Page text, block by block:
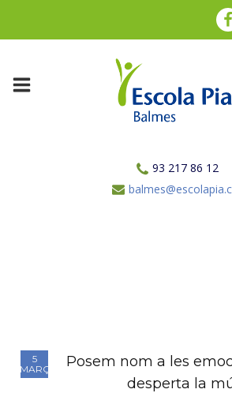
93 217 86 12
5
MARÇ
Posem nom a les
desperta la